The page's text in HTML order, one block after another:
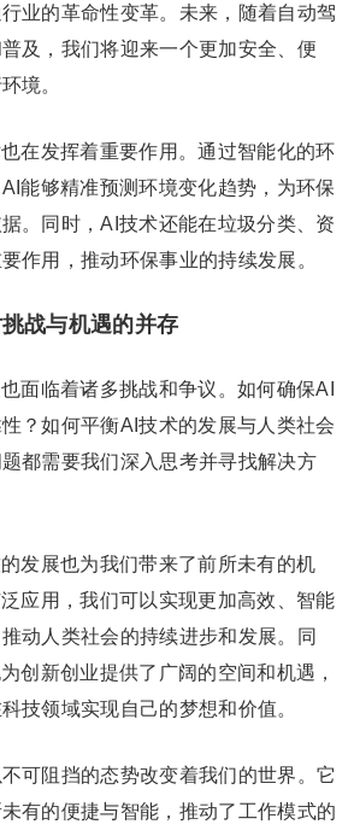
业的革命性变革。未来，随着自动驾
及，我们将迎来一个更加安全、便
境。
在发挥着重要作用。通过智能化的环
能够精准预测环境变化趋势，为环保
。同时，AI技术还能在垃圾分类、资
作用，推动环保事业的持续发展。
战与机遇的并存
面临着诸多挑战和争议。如何确保AI
？如何平衡AI技术的发展与人类社会
都需要我们深入思考并寻找解决方
发展也为我们带来了前所未有的机
应用，我们可以实现更加高效、智能
动人类社会的持续进步和发展。同
创新创业提供了广阔的空间和机遇，
技领域实现自己的梦想和价值。
可阻挡的态势改变着我们的世界。它
有的便捷与智能，推动了工作模式的